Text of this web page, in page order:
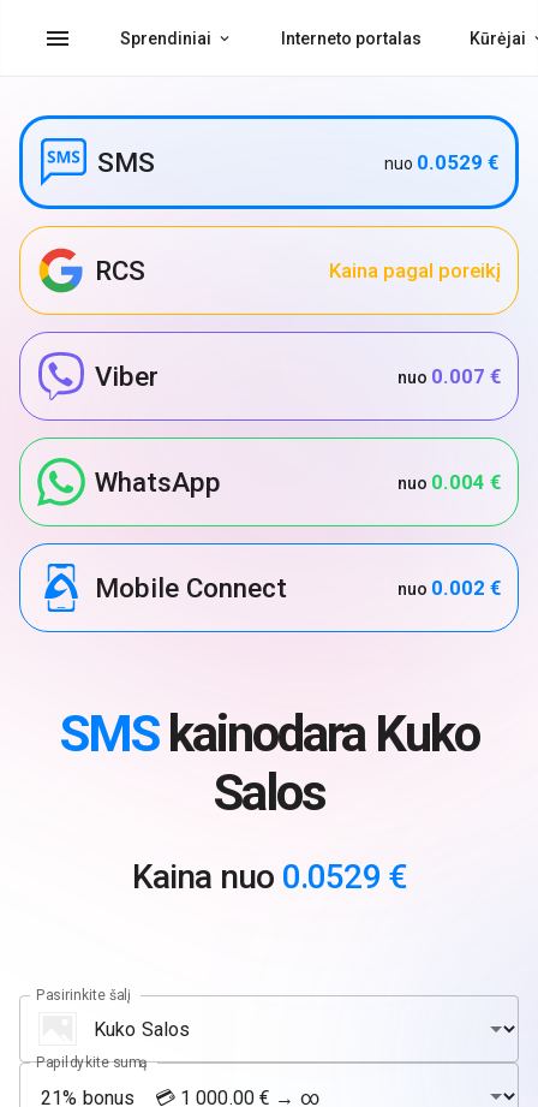
menu Sprendiniai Interneto portalas Kūrėjai
SMS nuo 0.0529 €
RCS Kaina pagal poreikį
Viber nuo 0.007 €
WhatsApp nuo 0.004 €
Mobile Connect nuo 0.002 €
SMSkainodara Kuko
Salos
Kaina nuo 0.0529 €
Pasirinkite šalį
Papildykite sumą